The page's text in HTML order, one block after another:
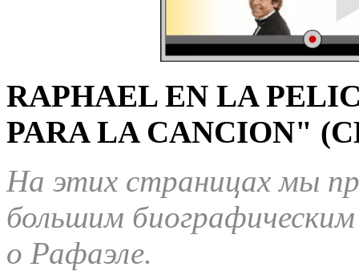
RAPHAEL EN LA
PARA LA CANCION"
На этих страницах мы
большим
о Рафаэле.